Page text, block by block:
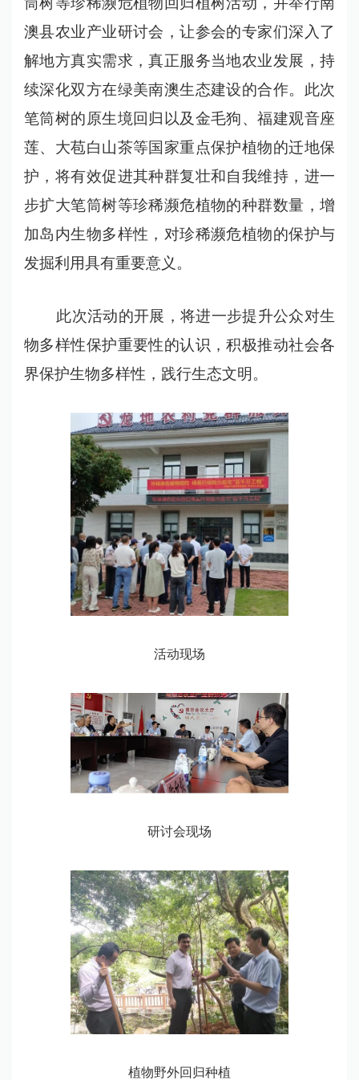
澳县农业产业研讨会，让参会的专家们深入了
解地方真实需求，真正服务当地农业发展，持
续深化双方在绿美南澳生态建设的合作。此次
笔筒树的原生境回归以及金毛狗、福建观音座
莲、大苞白山茶等国家重点保护植物的迁地保
护，将有效促进其种群复壮和自我维持，进一
步扩大笔筒树等珍稀濒危植物的种群数量，增
加岛内生物多样性，对珍稀濒危植物的保护与
发掘利用具有重要意义。
此次活动的开展，将进一步提升公众对生
物多样性保护重要性的认识，积极推动社会各
界保护生物多样性，践行生态文明。
活动现场
研讨会现场
植物野外回归种植